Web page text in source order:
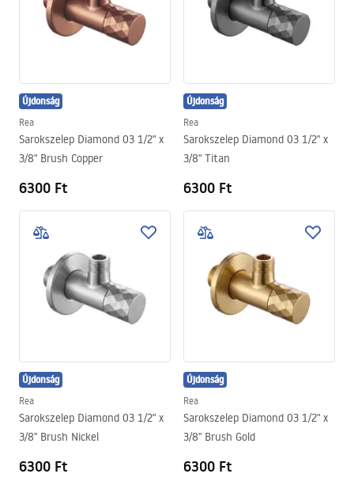
Újdonság
Rea
Sarokszelep Diamond 03 1/2" x
3/8" Brush Copper
6300 Ft
Újdonság
Rea
Sarokszelep Diamond 03 1/2" x
3/8" Titan
6300 Ft
Újdonság
Rea
Sarokszelep Diamond 03 1/2" x
3/8" Brush Nickel
6300 Ft
Újdonság
Rea
Sarokszelep Diamond 03 1/2" x
3/8" Brush Gold
6300 Ft